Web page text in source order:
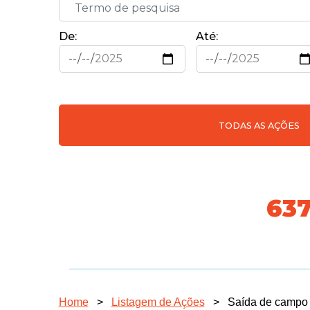
De: Até:
TODAS AS AÇÕES
Home > Listagem de Ações > Saída de